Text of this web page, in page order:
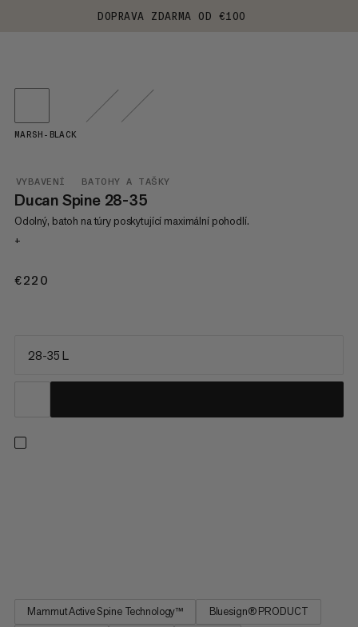
DOPRAVA ZDARMA OD €100
VYBAVENÍ BATOHY A TAŠKY
Ducan Spine 28-35
Odolný, batoh na túry poskytující maximální pohodlí.
+
€220
MARSH-BLACK
28-35 L
Mammut Active Spine Technology™
Bluesign® PRODUCT